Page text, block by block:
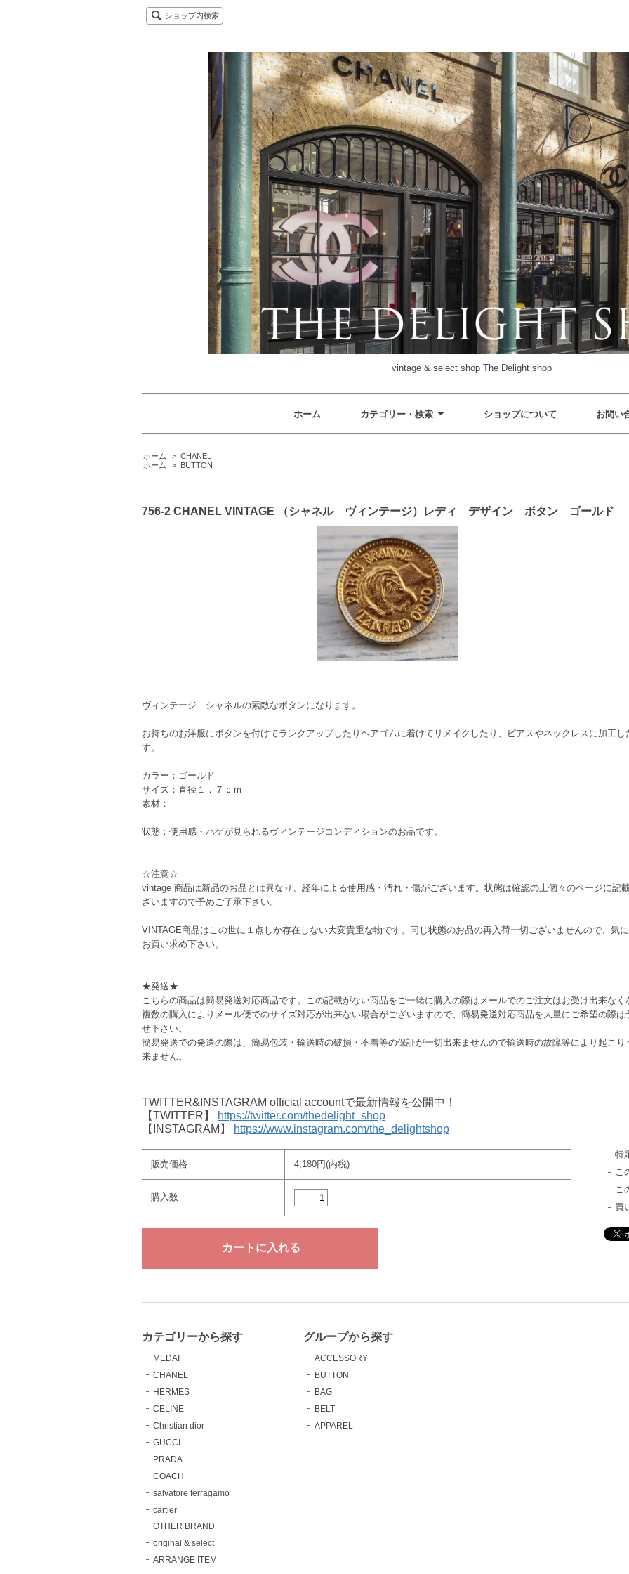
ショップ内検索
vintage & select shop The Delight shop
ホーム カテゴリー・検索 ショップについて お問い
ホーム > CHANEL
ホーム
> BUTTON
756-2 CHANEL VINTAGE （シャネル ヴィンテージ）レディ デザイン ボタン ゴールド
ヴィンテージ シャネルの素敵なボタンになります。
お持ちのお洋服にボタンを付けてランクアップしたりヘアゴムに着けてリメイクしたり、ピアスやネックレスに加工
す。
カラー：ゴールド
サイズ：直径１．７ｃｍ
素材：
状態：使用感・ハゲが見られるヴィンテージコンディションのお品です。
☆注意☆
vintage 商品は新品のお品とは異なり、経年による使用感・汚れ・傷がございます。状態は確認の上個々のページに記
ざいますので予めご了承下さい。
VINTAGE商品はこの世に１点しか存在しない大変貴重な物です。同じ状態のお品の再入荷一切ございませんので、気
お買い求め下さい。
★発送★
こちらの商品は簡易発送対応商品です。この記載がない商品をご一緒に購入の際はメールでのご注文はお受け出来な
複数の購入によりメール便でのサイズ対応が出来ない場合がございますので、簡易発送対応商品を大量にご希望の際
せ下さい。
簡易発送での発送の際は、簡易包装・輸送時の破損・不着等の保証が一切出来ませんので輸送時の故障等により起こ
来ません。
TWITTER&INSTAGRAM official accountで最新情報を公開中！
【TWITTER】
https://twitter.com/thedelight_shop
【INSTAGRAM】
https://www.instagram.com/the_delightshop
販売価格 4,180円(内税)
購入数
特
こ
こ
買
カテゴリーから探す
MEDAI
CHANEL
HERMES
CELINE
Christian dior
GUCCI
PRADA
COACH
salvatore ferragamo
cartier
OTHER BRAND
original & select
ARRANGE ITEM
グループから探す
ACCESSORY
BUTTON
BAG
BELT
APPAREL